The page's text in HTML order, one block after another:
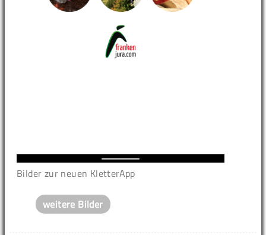
Bilder zur neuen KletterApp
weitere Bilder